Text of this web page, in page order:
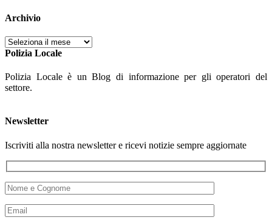
Archivio
Archivio
Polizia Locale
Polizia Locale è un Blog di informazione per gli operatori del
settore.
Newsletter
Iscriviti alla nostra newsletter e ricevi notizie sempre aggiornate